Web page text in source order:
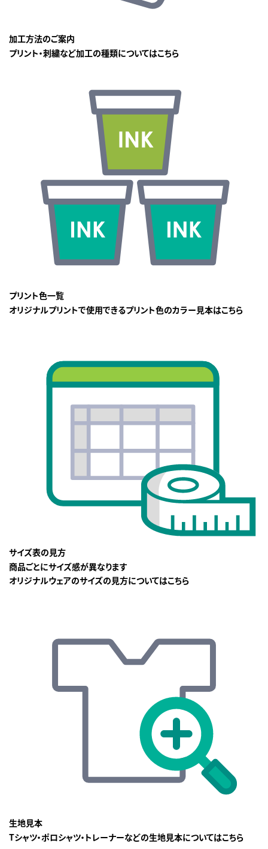
加工方法のご案内
プリント・刺繍など加工の種類についてはこちら
プリント色一覧
オリジナルプリントで使用できるプリント色のカラー見本はこちら
サイズ表の見方
商品ごとにサイズ感が異なります
オリジナルウェアのサイズの見方についてはこちら
生地見本
Tシャツ・ポロシャツ・トレーナーなどの生地見本についてはこちら